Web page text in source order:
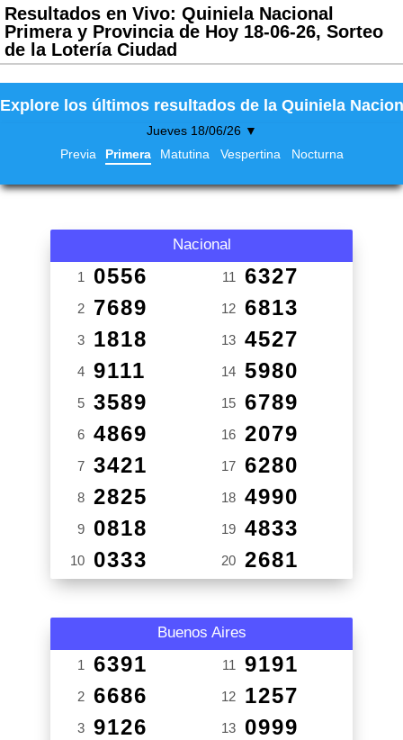
Resultados en Vivo: Quiniela Nacional
Primera y Provincia de Hoy 18-06-26, Sorteo
de la Lotería Ciudad
Explore los últimos resultados de la Quiniela
Jueves 18/06/26 ▼
Previa
Primera Matutina Vespertina Nocturna
Nacional
1 0556
2 7689
3 1818
4 9111
5 3589
6 4869
7 3421
8 2825
9 0818
10 0333
11 6327
12 6813
13 4527
14 5980
15 6789
16 2079
17 6280
18 4990
19 4833
20 2681
Buenos Aires
1 6391
2 6686
3 9126
11 9191
12 1257
13 0999